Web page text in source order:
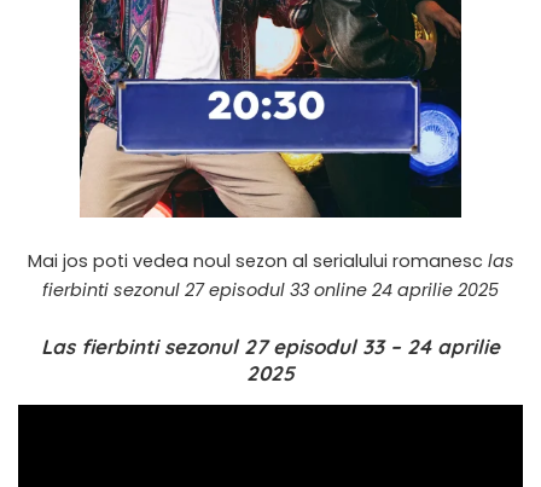
Mai jos poti vedea noul sezon al serialului romanesc las
fierbinti sezonul 27 episodul 33 online 24 aprilie 2025
Las fierbinti sezonul 27 episodul 33 – 24 aprilie
2025